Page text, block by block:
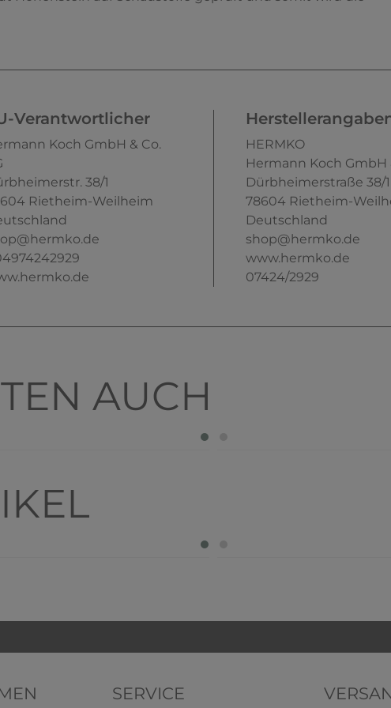
Verantwortlicher
Koch GmbH & Co.
38/1
Rietheim-Weilheim
HERMKO
Hermann Koch GmbH
Dürbheimerstraße 38/1
78604 Rietheim-
Deutschland
shop@hermko.de
www.hermko.de
07424/2929
AUCH
SERVICE